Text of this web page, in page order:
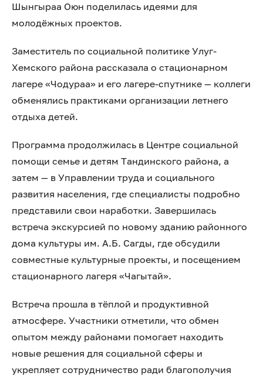
Шынгыраа Оюн поделилась идеями для
молодёжных проектов.
Заместитель по социальной политике Улуг-
Хемского района рассказала о стационарном
лагере «Чодураа» и его лагере-спутнике — коллеги
обменялись практиками организации летнего
отдыха детей.
Программа продолжилась в Центре социальной
помощи семье и детям Тандинского района, а
затем — в Управлении труда и социального
развития населения, где специалисты подробно
представили свои наработки. Завершилась
встреча экскурсией по новому зданию районного
дома культуры им. А.Б. Сагды, где обсудили
совместные культурные проекты, и посещением
стационарного лагеря «Чагытай».
Встреча прошла в тёплой и продуктивной
атмосфере. Участники отметили, что обмен
опытом между районами помогает находить
новые решения для социальной сферы и
укрепляет сотрудничество ради благополучия